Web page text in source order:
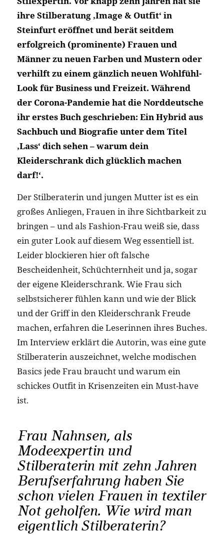
ihre Stilberatung ‚Image & Outfit‘ in
Steinfurt eröffnet und berät seitdem
erfolgreich (prominente) Frauen und
Männer zu neuen Farben und Mustern oder
verhilft zu einem gänzlich neuen Wohlfühl-
Look für Business und Freizeit. Während
der Corona-Pandemie hat die Norddeutsche
ihr erstes Buch geschrieben: Ein Hybrid aus
Sachbuch und Biografie unter dem Titel
‚Lass‘ dich sehen – warum dein
Kleiderschrank dich glücklich machen
darf!‘.
Der Stilberaterin und jungen Mutter ist es ein
großes Anliegen, Frauen in ihre Sichtbarkeit zu
bringen – und als Fashion-Frau weiß sie, dass
ein guter Look auf diesem Weg essentiell ist.
Leider blockieren hier oft falsche
Bescheidenheit, Schüchternheit und ja, sogar
der eigene Kleiderschrank. Wie Frau sich
selbstsicherer fühlen kann und wie der Blick
und der Griff in den Kleiderschrank Freude
machen, erfahren die Leserinnen ihres Buches.
Im Interview erklärt die Autorin, was eine gute
Stilberaterin auszeichnet, welche modischen
Basics jede Frau braucht und warum ein
schickes Outfit in Krisenzeiten ein Must-have
ist.
Frau Nahnsen, als
Modeexpertin und
Stilberaterin mit zehn Jahren
Berufserfahrung haben Sie
schon vielen Frauen in textiler
Not geholfen. Wie wird man
eigentlich Stilberaterin?